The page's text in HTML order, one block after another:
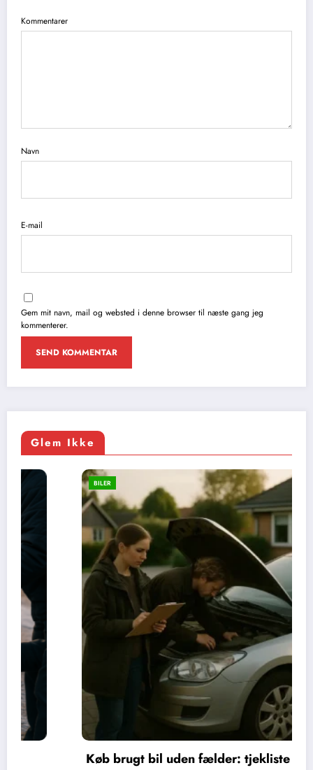
Kommentarer
Navn
E-mail
Gem mit navn, mail og websted i denne browser til næste gang jeg
kommenterer.
Glem Ikke
Køb brugt bil uden fælder: tjekliste og